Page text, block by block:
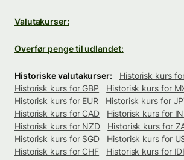
Valutakurser:
Overfør penge til udlandet:
Historiske valutakurser:
Historisk kurs
Historisk kurs for GBP
Historisk kurs for
Historisk kurs for EUR
Historisk kurs for
Historisk kurs for CAD
Historisk kurs for
Historisk kurs for NZD
Historisk kurs for
Historisk kurs for SGD
Historisk kurs for
Historisk kurs for CHF
Historisk kurs for